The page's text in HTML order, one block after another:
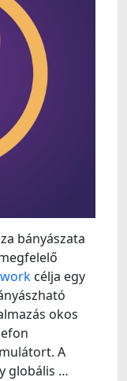
bányászata
célja egy
okos
A
globális …